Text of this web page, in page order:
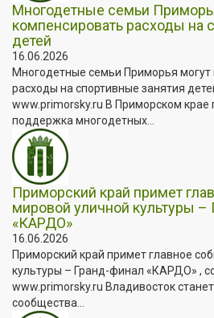
Многодетные семьи
компенсировать расходы на
детей
16.06.2026
Многодетные семьи Приморья могут
расходы на спортивные занятия
www.primorsky.ru В Приморском крае
поддержка многодетных...
Приморский край примет
мировой уличной культуры –
«КАРДО»
16.06.2026
Приморский край примет главное
культуры – Гранд-финал «КАРДО» ,
www.primorsky.ru Владивосток
сообщества...